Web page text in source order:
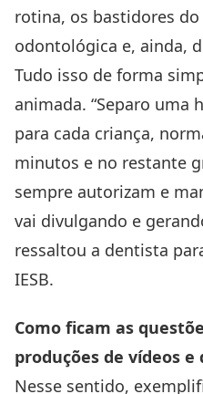
rotina, os bastidores
odontológica e, ainda,
Tudo isso de forma
animada. “Separo uma
para cada criança,
minutos e no restante
sempre autorizam e
vai divulgando e
ressaltou a dentista
IESB.
Como ficam as
produções de vídeos
Nesse sentido,